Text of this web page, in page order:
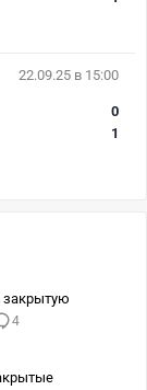
22.09.25 в 15:00
0
1
закрытую
4